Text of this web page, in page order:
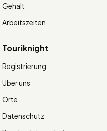
Gehalt
Arbeitszeiten
Touriknight
Registrierung
Über uns
Orte
Datenschutz